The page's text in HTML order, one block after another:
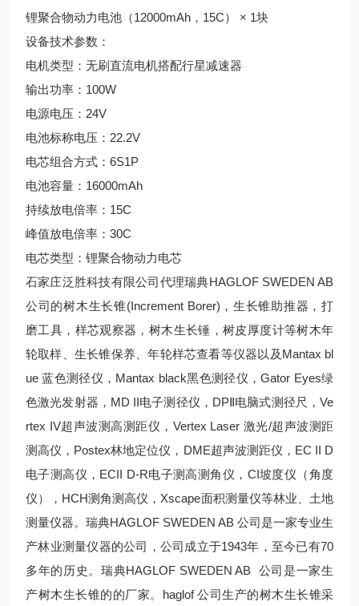
锂聚合物动力电池（12000mAh，15C） × 1块
设备技术参数：
电机类型：无刷直流电机搭配行星减速器
输出功率：100W
电源电压：24V
电池标称电压：22.2V
电芯组合方式：6S1P
电池容量：16000mAh
持续放电倍率：15C
峰值放电倍率：30C
电芯类型：锂聚合物动力电芯
石家庄泛胜科技有限公司代理瑞典HAGLOF SWEDEN AB
公司的树木生长锥(Increment Borer)，生长锥助推器，打
磨工具，样芯观察器，树木生长锤，树皮厚度计等树木年
轮取样、生长锥保养、年轮样芯查看等仪器以及Mantax bl
ue 蓝色测径仪，Mantax black黑色测径仪，Gator Eyes绿
色激光发射器，MD II电子测径仪，DPⅡ电脑式测径尺，Ve
rtex IV超声波测高测距仪，Vertex Laser 激光/超声波测距
测高仪，Postex林地定位仪，DME超声波测距仪，EC II D
电子测高仪，ECII D-R电子测高测角仪，CI坡度仪（角度
仪），HCH测角测高仪，Xscape面积测量仪等林业、土地
测量仪器。瑞典HAGLOF SWEDEN AB 公司是一家专业生
产林业测量仪器的公司，公司成立于1943年，至今已有70
多年的历史。瑞典HAGLOF SWEDEN AB 公司是一家生
产树木生长锥的的厂家。haglof 公司生产的树木生长锥采